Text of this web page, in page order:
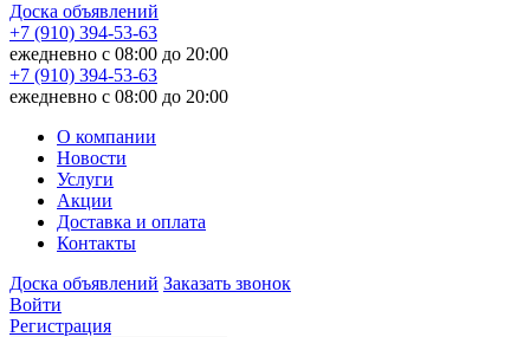
Доска объявлений
+7 (910) 394-53-63
ежедневно с 08:00 до 20:00
+7 (910) 394-53-63
ежедневно с 08:00 до 20:00
О компании
Новости
Услуги
Акции
Доставка и оплата
Контакты
Доска объявлений Заказать звонок
Войти
Регистрация